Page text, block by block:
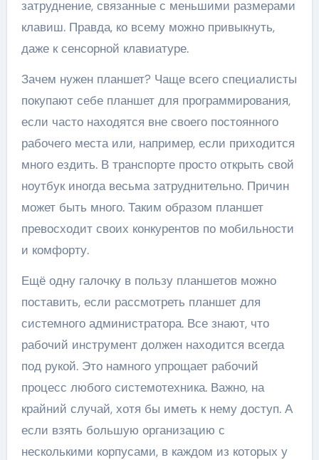
затруднение, связанные с меньшими размерами
клавиш. Правда, ко всему можно привыкнуть,
даже к сенсорной клавиатуре.
Зачем нужен планшет? Чаще всего специалисты
покупают себе планшет для программирования,
если часто находятся вне своего постоянного
рабочего места или, например, если приходится
много ездить. В транспорте просто открыть свой
ноутбук иногда весьма затруднительно. Причин
может быть много. Таким образом планшет
превосходит своих конкурентов по мобильности
и комфорту.
Ещё одну галочку в пользу планшетов можно
поставить, если рассмотреть планшет для
системного администратора. Все знают, что
рабочий инструмент должен находится всегда
под рукой. Это намного упрощает рабочий
процесс любого системотехника. Важно, на
крайний случай, хотя бы иметь к нему доступ. А
если взять большую организацию с
несколькими корпусами, в каждом из которых у